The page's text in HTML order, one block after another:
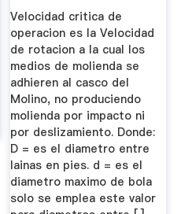
Velocidad critica de
operacion es la Velocidad
de rotacion a la cual los
medios de molienda se
adhieren al casco del
Molino, no produciendo
molienda por impacto ni
por deslizamiento. Donde:
D = es el diametro entre
lainas en pies. d = es el
diametro maximo de bola
solo se emplea este valor